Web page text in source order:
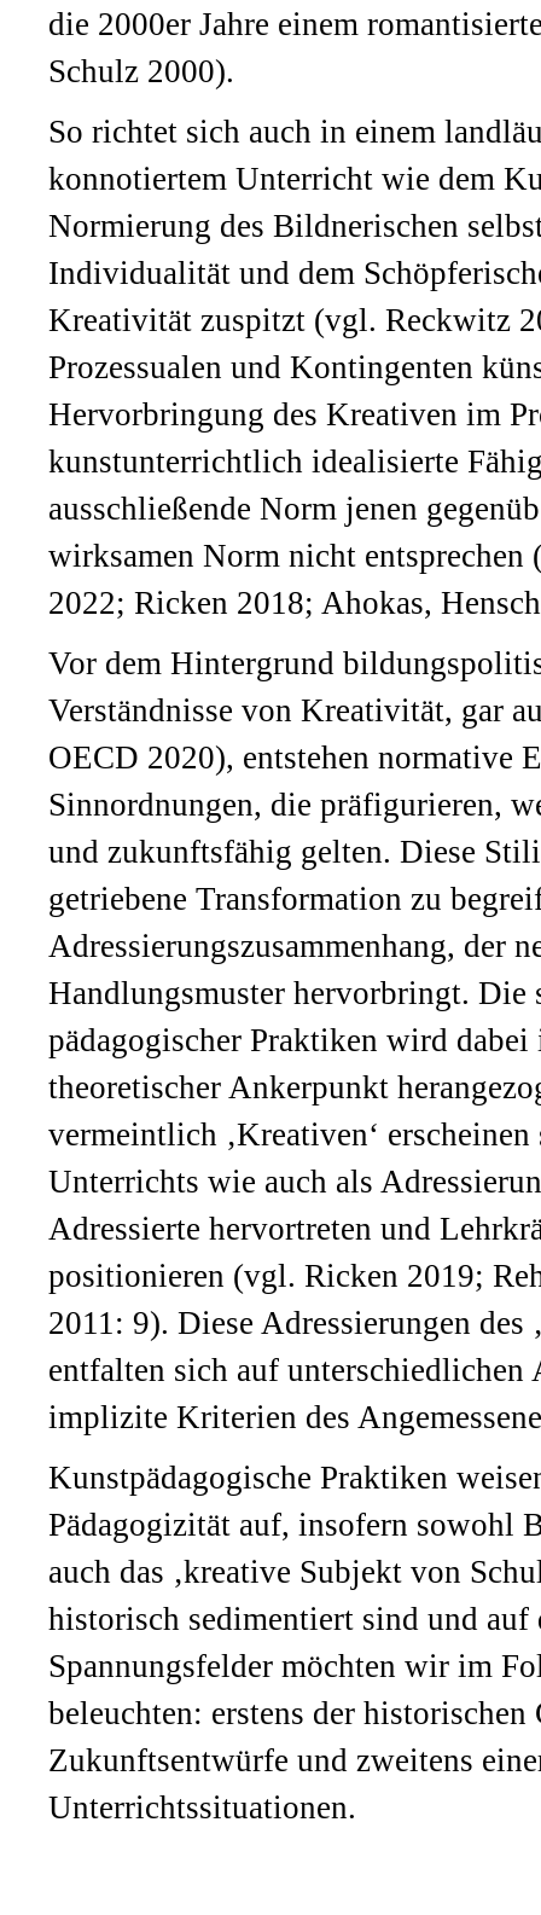
die 2000er Jahre einem
Schulz 2000).
So richtet sich auch in einem
konnotiertem Unterricht wie dem
Normierung des Bildnerischen
Individualität und dem
Kreativität zuspitzt (vgl. Reckwitz
Prozessualen und Kontingenten
Hervorbringung des Kreativen im
kunstunterrichtlich idealisierte
ausschließende Norm jenen
wirksamen Norm nicht
2022; Ricken 2018; Ahokas,
Vor dem Hintergrund
Verständnisse von Kreativität, gar
OECD 2020), entstehen normative
Sinnordnungen, die präfigurieren,
und zukunftsfähig gelten. Diese
getriebene Transformation zu
Adressierungszusammenhang, der
Handlungsmuster hervorbringt.
pädagogischer Praktiken wird
theoretischer Ankerpunkt
vermeintlich ‚Kreativen‘
Unterrichts wie auch als
Adressierte hervortreten und
positionieren (vgl. Ricken 2019;
2011: 9). Diese Adressierungen des
entfalten sich auf unterschiedlichen
implizite Kriterien des
Kunstpädagogische Praktiken
Pädagogizität auf, insofern sowohl
auch das ‚kreative Subjekt von
historisch sedimentiert sind und
Spannungsfelder möchten wir im
beleuchten: erstens der historischen
Zukunftsentwürfe und zweitens
Unterrichtssituationen.